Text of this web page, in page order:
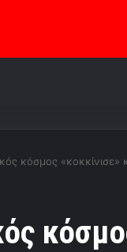
κόσμος «κοκκίνισε»